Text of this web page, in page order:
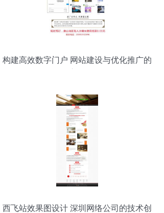
构建高效数字门户 网站建设与优化推广的
西飞站效果图设计 深圳网络公司的技术创